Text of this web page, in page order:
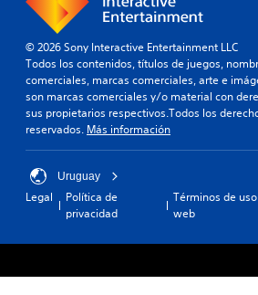
© 2026 Sony Interactive Entertainment LLC
Todos los contenidos, títulos de juegos,
comerciales, marcas comerciales, arte e
son marcas comerciales y/o material con
sus propietarios respectivos.Todos los
reservados. Más información
Uruguay
Legal
Política de
privacidad
Términos de
web